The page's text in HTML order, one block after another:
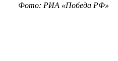
Фото: РИА «Победа РФ»